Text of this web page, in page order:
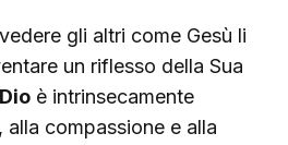
gli altri come Gesù li
un riflesso della Sua
è intrinsecamente
alla compassione e alla